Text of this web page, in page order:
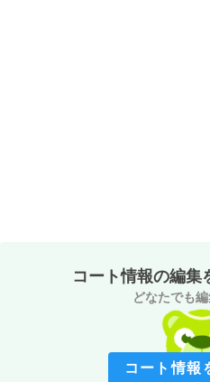
コート情報の編集
どなたでも
コート情報